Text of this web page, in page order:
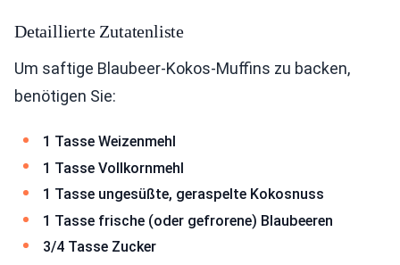
Detaillierte Zutatenliste
Um saftige Blaubeer-Kokos-Muffins zu backen,
benötigen Sie:
1 Tasse Weizenmehl
1 Tasse Vollkornmehl
1 Tasse ungesüßte, geraspelte Kokosnuss
1 Tasse frische (oder gefrorene) Blaubeeren
3/4 Tasse Zucker